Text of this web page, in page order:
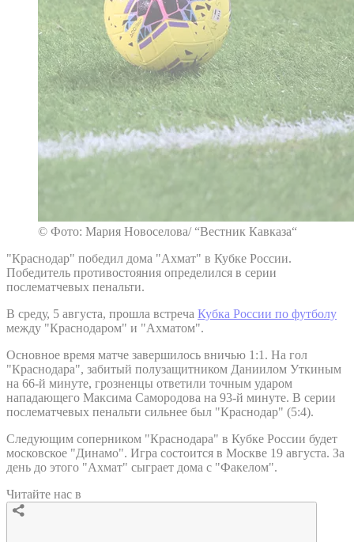
© Фото: Мария Новоселова/ “Вестник Кавказа“
"Краснодар" победил дома "Ахмат" в Кубке России.
Победитель противостояния определился в серии
послематчевых пенальти.
В среду, 5 августа, прошла встреча Кубка России по футболу
между "Краснодаром" и "Ахматом".
Основное время матче завершилось вничью 1:1. На гол
"Краснодара", забитый полузащитником Даниилом Уткиным
на 66-й минуте, грозненцы ответили точным ударом
нападающего Максима Самородова на 93-й минуте. В серии
послематчевых пенальти сильнее был "Краснодар" (5:4).
Следующим соперником "Краснодара" в Кубке России будет
московское "Динамо". Игра состоится в Москве 19 августа. За
день до этого "Ахмат" сыграет дома с "Факелом".
Читайте нас в